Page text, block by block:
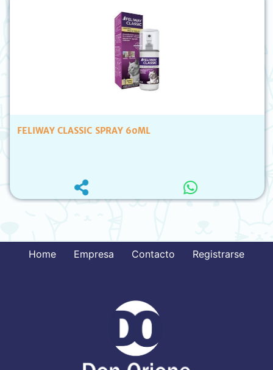
FELIWAY CLASSIC SPRAY 60ML
Home Empresa Contacto Registrarse